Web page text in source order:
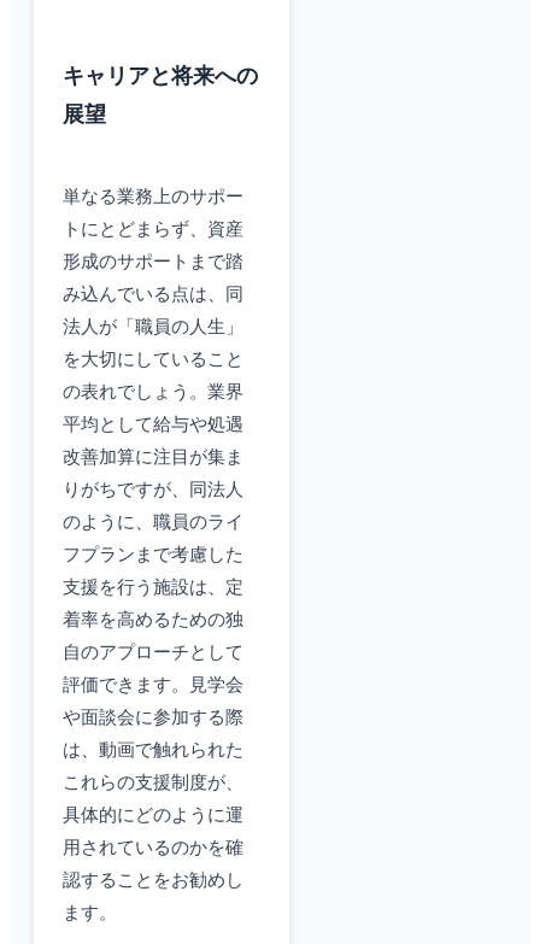
キャリアと将来への
展望
単なる業務上のサポー
トにとどまらず、資産
形成のサポートまで踏
み込んでいる点は、同
法人が「職員の人生」
を大切にしていること
の表れでしょう。業界
平均として給与や処遇
改善加算に注目が集ま
りがちですが、同法人
のように、職員のライ
フプランまで考慮した
支援を行う施設は、定
着率を高めるための独
自のアプローチとして
評価できます。見学会
や面談会に参加する際
は、動画で触れられた
これらの支援制度が、
具体的にどのように運
用されているのかを確
認することをお勧めし
ます。